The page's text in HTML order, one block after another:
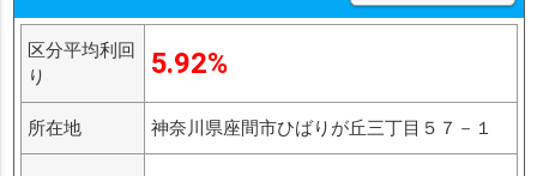
区分平均利回
り
5.92%
所在地 神奈川県座間市ひばりが丘三丁目５７－１